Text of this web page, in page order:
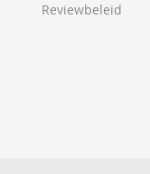
Reviewbeleid